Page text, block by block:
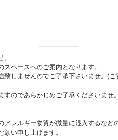
・シュークリーム
・抹茶ぜんざい
・わらび餅
・抹茶ロール
・本日のおすすめ
ペースへのご案内となります。
しませんのでご了承下さいませ。(
のであらかじめご了承くださいませ
アレルギー物質が微量に混入するなど
い申し上げます。